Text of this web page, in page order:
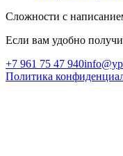
Сложности с
Если вам удобно
+7 961 75 47 940
Политика